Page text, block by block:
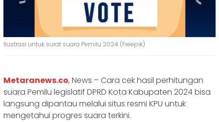
Ilustrasi untuk surat suara Pemilu 2024 (Freepik)
Metaranews.co, News – Cara cek hasil perhitungan
suara Pemilu legislatif DPRD Kota Kabupaten 2024 bisa
langsung dipantau melalui situs resmi KPU untuk
mengetahui progres suara terkini.